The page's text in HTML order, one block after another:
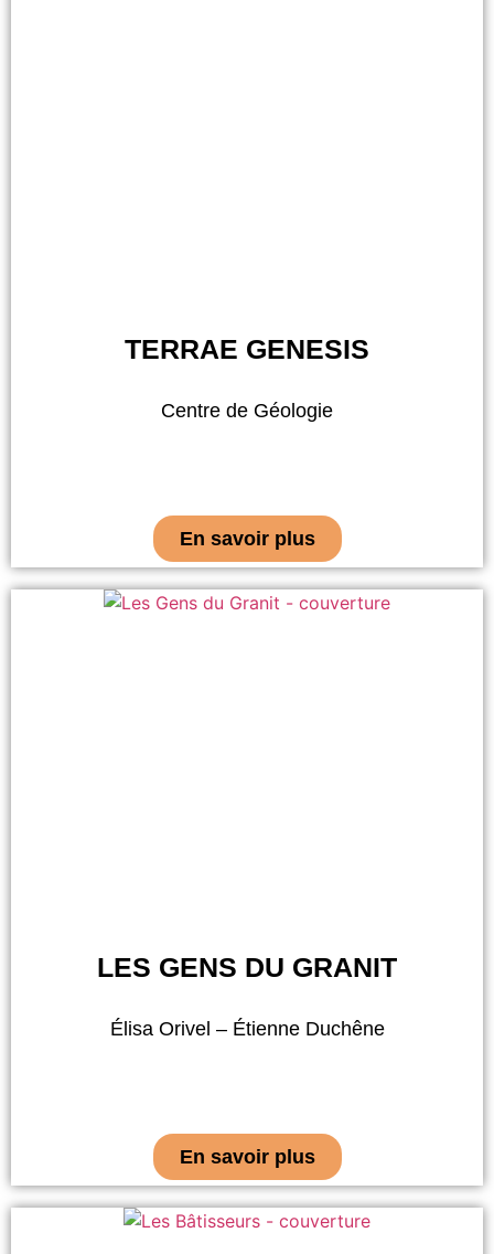
TERRAE GENESIS
Centre de Géologie
En savoir plus
LES GENS DU GRANIT
Élisa Orivel – Étienne Duchêne
En savoir plus